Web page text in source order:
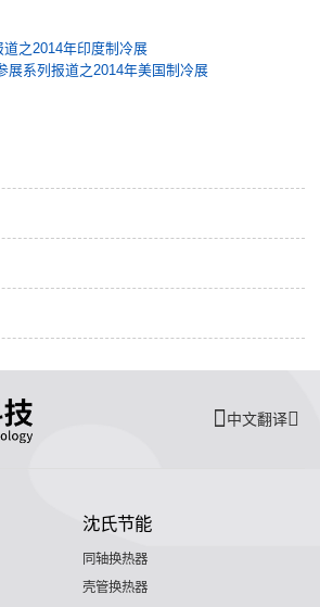
之2014年印度制冷展
展系列报道之2014年美国制冷展
中文翻译
沈氏节能
同轴换热器
壳管换热器